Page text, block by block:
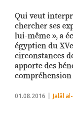
Qui veut
chercher ses
lui-même », a
égyptien du
circonstances
apporte des
01.08.2016 Jalâl